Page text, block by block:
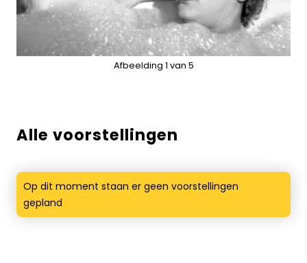
Alle voorstellingen
Op dit moment staan er geen voorstellingen
gepland